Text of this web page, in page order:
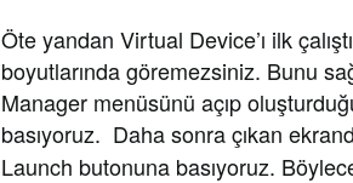
Öte yandan Virtual Device’ı ilk
boyutlarında göremezsiniz. Bunu
Manager menüsünü açıp
basıyoruz. Daha sonra çıkan
Launch butonuna basıyoruz.